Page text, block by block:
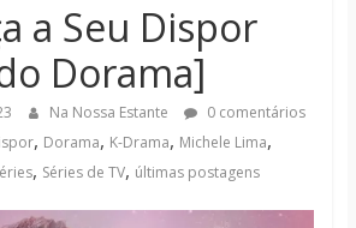
a Seu Dispor
Dorama]
Na Nossa Estante
0 comentários
, Dorama, K-Drama, Michele Lima,
, Séries de TV, últimas postagens